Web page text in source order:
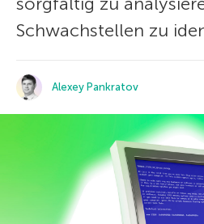
Schwachstellen zu
Alexey Pankratov